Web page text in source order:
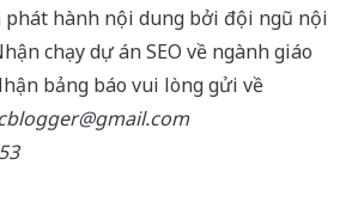
phát hành nội dung bởi đội ngũ nội
chạy dự án SEO về ngành giáo
bảng báo vui lòng gửi về